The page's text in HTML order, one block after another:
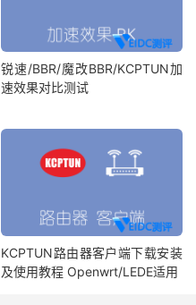
锐速/BBR/魔改BBR/KCPTUN加
速效果对比测试
KCPTUN路由器客户端下载安装
及使用教程 Openwrt/LEDE适用